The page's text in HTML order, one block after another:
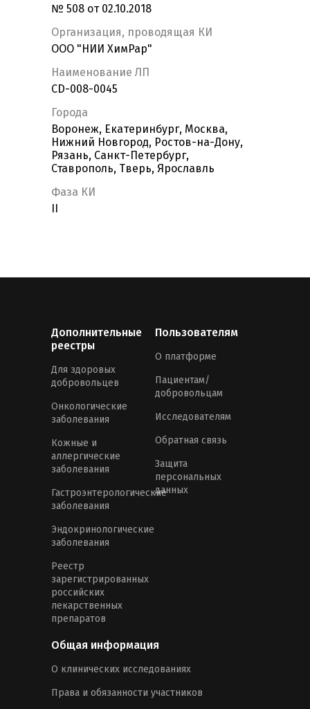
№ 508 от 02.10.2018
Организация, проводящая КИ
ООО "НИИ ХимРар"
Наименование ЛП
CD-008-0045
Города
Воронеж, Екатеринбург, Москва,
Нижний Новгород, Ростов-на-Дону,
Рязань, Санкт-Петербург,
Ставрополь, Тверь, Ярославль
Фаза КИ
Дополнительные
реестры
Для здоровых
добровольцев
Онкологические
заболевания
Кожные и
аллергические
заболевания
Гастроэнтерологические
заболевания
Эндокринологические
заболевания
Реестр
зарегистрированных
российских
лекарственных
препаратов
Пользователям
О платформе
Пациентам/
добровольцам
Исследователям
Обратная связь
Защита
персональных
данных
Общая информация
О клинических исследованиях
Права и обязанности участников